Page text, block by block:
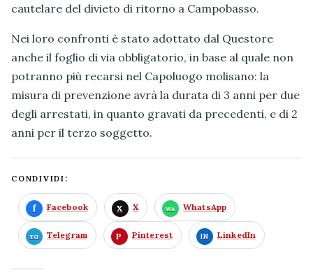
cautelare del divieto di ritorno a Campobasso.
Nei loro confronti è stato adottato dal Questore
anche il foglio di via obbligatorio, in base al quale non
potranno più recarsi nel Capoluogo molisano: la
misura di prevenzione avrà la durata di 3 anni per due
degli arrestati, in quanto gravati da precedenti, e di 2
anni per il terzo soggetto.
CONDIVIDI:
Facebook X WhatsApp
Telegram Pinterest LinkedIn